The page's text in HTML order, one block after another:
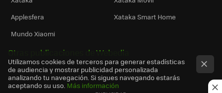
Applesfera
Xataka Smart Home
Mundo Xiaomi
Otras publicaciones de Webedia
Utilizamos cookies de terceros para generar estadísticas
de audiencia y mostrar publicidad personalizada
analizando tu navegación. Si sigues navegando estarás
aceptando su uso. Más información